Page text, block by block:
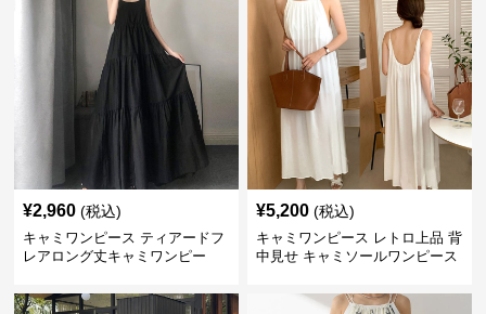
¥2,960 (税込)
キャミワンピース ティアードフ
レアロング丈キャミワンピー
¥5,200 (税込)
キャミワンピース レトロ上品 背
中見せ キャミソールワンピース